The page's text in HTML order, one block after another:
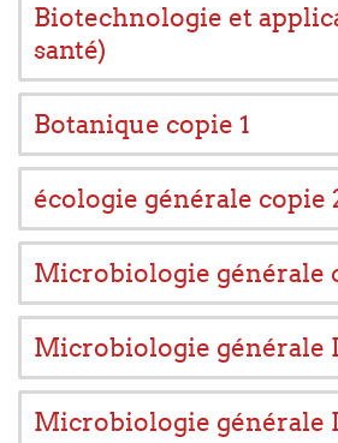
Biotechnologie et
santé)
Botanique copie 1
écologie générale copie
Microbiologie générale
Microbiologie générale I
Microbiologie générale